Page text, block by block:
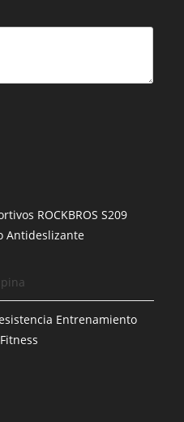
ROCKBROS S209
Antideslizante
Entrenamiento